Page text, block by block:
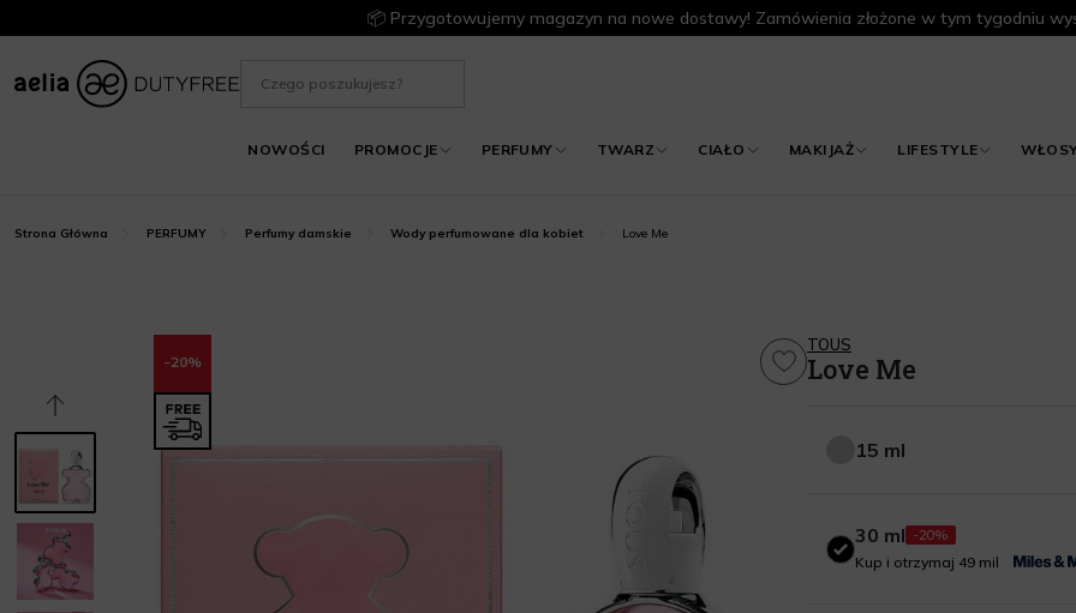
📦 Przygotowujemy magazyn na nowe dostawy! Zamówienia złożone w tym tygodniu
NOWOŚCI PROMOCJE PERFUMY TWARZ CIAŁO MAKIJAŻ LIFESTYLE
Strona Główna PERFUMY Perfumy damskie Wody perfumowane dla kobiet Love Me
-20%
TOUS
Love Me
15 ml
15 ml
30 ml
30 ml -20%
Kup i otrzymaj 49 mil